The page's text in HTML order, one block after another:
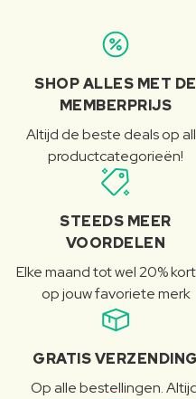
SHOP ALLES MET DE
MEMBERPRIJS
Altijd de beste deals op
productcategorieën!
STEEDS MEER
VOORDELEN
Elke maand tot wel 20%
op jouw favoriete merk
GRATIS VERZENDING
Op alle bestellingen.